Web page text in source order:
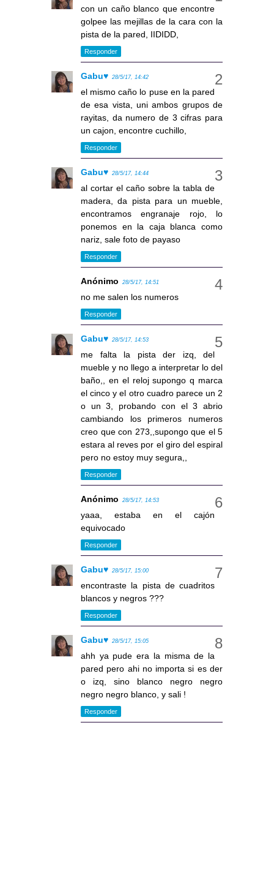
con un caño blanco que encontre
golpee las mejillas de la cara con la
pista de la pared, IIDIDD,
Responder
Gabu♥ 28/5/17, 14:42
el mismo caño lo puse en la pared
de esa vista, uni ambos grupos de
rayitas, da numero de 3 cifras para
un cajon, encontre cuchillo,
Responder
Gabu♥ 28/5/17, 14:44
al cortar el caño sobre la tabla de
madera, da pista para un mueble,
encontramos engranaje rojo, lo
ponemos en la caja blanca como
nariz, sale foto de payaso
Responder
Anónimo 28/5/17, 14:51
no me salen los numeros
Responder
Gabu♥ 28/5/17, 14:53
me falta la pista der izq, del
mueble y no llego a interpretar lo del
baño,, en el reloj supongo q marca
el cinco y el otro cuadro parece un 2
o un 3, probando con el 3 abrio
cambiando los primeros numeros
creo que con 273,,supongo que el 5
estara al reves por el giro del espiral
pero no estoy muy segura,,
Responder
Anónimo 28/5/17, 14:53
yaaa, estaba en el cajón
equivocado
Responder
Gabu♥ 28/5/17, 15:00
encontraste la pista de cuadritos
blancos y negros ???
Responder
Gabu♥ 28/5/17, 15:05
ahh ya pude era la misma de la
pared pero ahi no importa si es der
o izq, sino blanco negro negro
negro negro blanco, y sali !
Responder